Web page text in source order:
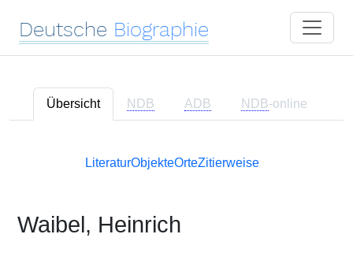
Deutsche Biographie
Übersicht NDB ADB NDB-online
LiteraturObjekteOrteZitierweise
Waibel, Heinrich